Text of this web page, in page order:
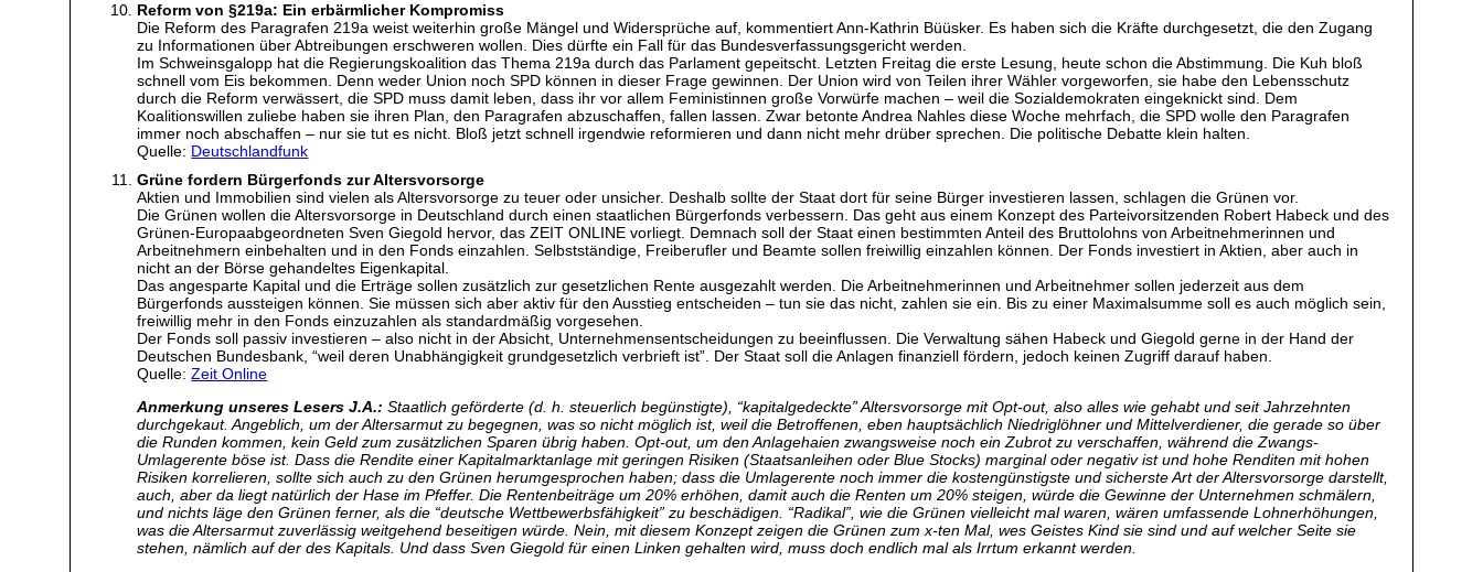
Reform von §219a: Ein erbärmlicher Kompromiss
Die Reform des Paragrafen 219a weist weiterhin große Mängel und Widersprüche auf, kommentiert Ann-Kathrin Büüsker. Es haben sich die Kräfte durchgesetzt, die den Zugang
zu Informationen über Abtreibungen erschweren wollen. Dies dürfte ein Fall für das Bundesverfassungsgericht werden.
Im Schweinsgalopp hat die Regierungskoalition das Thema 219a durch das Parlament gepeitscht. Letzten Freitag die erste Lesung, heute schon die Abstimmung. Die Kuh bloß
schnell vom Eis bekommen. Denn weder Union noch SPD können in dieser Frage gewinnen. Der Union wird von Teilen ihrer Wähler vorgeworfen, sie habe den Lebensschutz
durch die Reform verwässert, die SPD muss damit leben, dass ihr vor allem Feministinnen große Vorwürfe machen – weil die Sozialdemokraten eingeknickt sind. Dem
Koalitionswillen zuliebe haben sie ihren Plan, den Paragrafen abzuschaffen, fallen lassen. Zwar betonte Andrea Nahles diese Woche mehrfach, die SPD wolle den Paragrafen
immer noch abschaffen – nur sie tut es nicht. Bloß jetzt schnell irgendwie reformieren und dann nicht mehr drüber sprechen. Die politische Debatte klein halten.
Quelle: Deutschlandfunk
Grüne fordern Bürgerfonds zur Altersvorsorge
Aktien und Immobilien sind vielen als Altersvorsorge zu teuer oder unsicher. Deshalb sollte der Staat dort für seine Bürger investieren lassen, schlagen die Grünen vor.
Die Grünen wollen die Altersvorsorge in Deutschland durch einen staatlichen Bürgerfonds verbessern. Das geht aus einem Konzept des Parteivorsitzenden Robert Habeck und des
Grünen-Europaabgeordneten Sven Giegold hervor, das ZEIT ONLINE vorliegt. Demnach soll der Staat einen bestimmten Anteil des Bruttolohns von Arbeitnehmerinnen und
Arbeitnehmern einbehalten und in den Fonds einzahlen. Selbstständige, Freiberufler und Beamte sollen freiwillig einzahlen können. Der Fonds investiert in Aktien, aber auch in
nicht an der Börse gehandeltes Eigenkapital.
Das angesparte Kapital und die Erträge sollen zusätzlich zur gesetzlichen Rente ausgezahlt werden. Die Arbeitnehmerinnen und Arbeitnehmer sollen jederzeit aus dem
Bürgerfonds aussteigen können. Sie müssen sich aber aktiv für den Ausstieg entscheiden – tun sie das nicht, zahlen sie ein. Bis zu einer Maximalsumme soll es auch möglich sein,
freiwillig mehr in den Fonds einzuzahlen als standardmäßig vorgesehen.
Der Fonds soll passiv investieren – also nicht in der Absicht, Unternehmensentscheidungen zu beeinflussen. Die Verwaltung sähen Habeck und Giegold gerne in der Hand der
Deutschen Bundesbank, “weil deren Unabhängigkeit grundgesetzlich verbrieft ist”. Der Staat soll die Anlagen finanziell fördern, jedoch keinen Zugriff darauf haben.
Quelle:Zeit Online
Anmerkung unseres Lesers J.A.: Staatlich geförderte (d. h. steuerlich begünstigte), “kapitalgedeckte” Altersvorsorge mit Opt-out, also alles wie gehabt und seit Jahrzehnten
durchgekaut. Angeblich, um der Altersarmut zu begegnen, was so nicht möglich ist, weil die Betroffenen, eben hauptsächlich Niedriglöhner und Mittelverdiener, die gerade so über
die Runden kommen, kein Geld zum zusätzlichen Sparen übrig haben. Opt-out, um den Anlagehaien zwangsweise noch ein Zubrot zu verschaffen, während die Zwangs-
Umlagerente böse ist. Dass die Rendite einer Kapitalmarktanlage mit geringen Risiken (Staatsanleihen oder Blue Stocks) marginal oder negativ ist und hohe Renditen mit hohen
Risiken korrelieren, sollte sich auch zu den Grünen herumgesprochen haben; dass die Umlagerente noch immer die kostengünstigste und sicherste Art der Altersvorsorge darstellt,
auch, aber da liegt natürlich der Hase im Pfeffer. Die Rentenbeiträge um 20% erhöhen, damit auch die Renten um 20% steigen, würde die Gewinne der Unternehmen schmälern,
und nichts läge den Grünen ferner, als die “deutsche Wettbewerbsfähigkeit” zu beschädigen. “Radikal”, wie die Grünen vielleicht mal waren, wären umfassende Lohnerhöhungen,
was die Altersarmut zuverlässig weitgehend beseitigen würde. Nein, mit diesem Konzept zeigen die Grünen zum x-ten Mal, wes Geistes Kind sie sind und auf welcher Seite sie
stehen, nämlich auf der des Kapitals. Und dass Sven Giegold für einen Linken gehalten wird, muss doch endlich mal als Irrtum erkannt werden.